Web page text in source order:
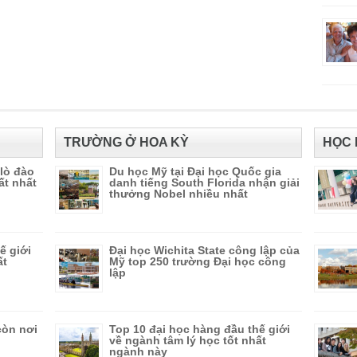
đào
nhất
giới
nơi
TRƯỜNG Ở HOA KỲ
Du học Mỹ tại Đại học Quốc gia
danh tiếng South Florida nhận giải
thưởng Nobel nhiều nhất
Đại học Wichita State công lập của
Mỹ top 250 trường Đại học công
lập
Top 10 đại học hàng đầu thế giới
về ngành tâm lý học tốt nhất
ngành này
HỌC